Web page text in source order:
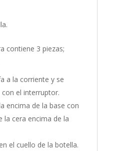
contiene 3 piezas;
a la corriente y se
el interruptor.
encima de la base con
la cera encima de la
el cuello de la botella.